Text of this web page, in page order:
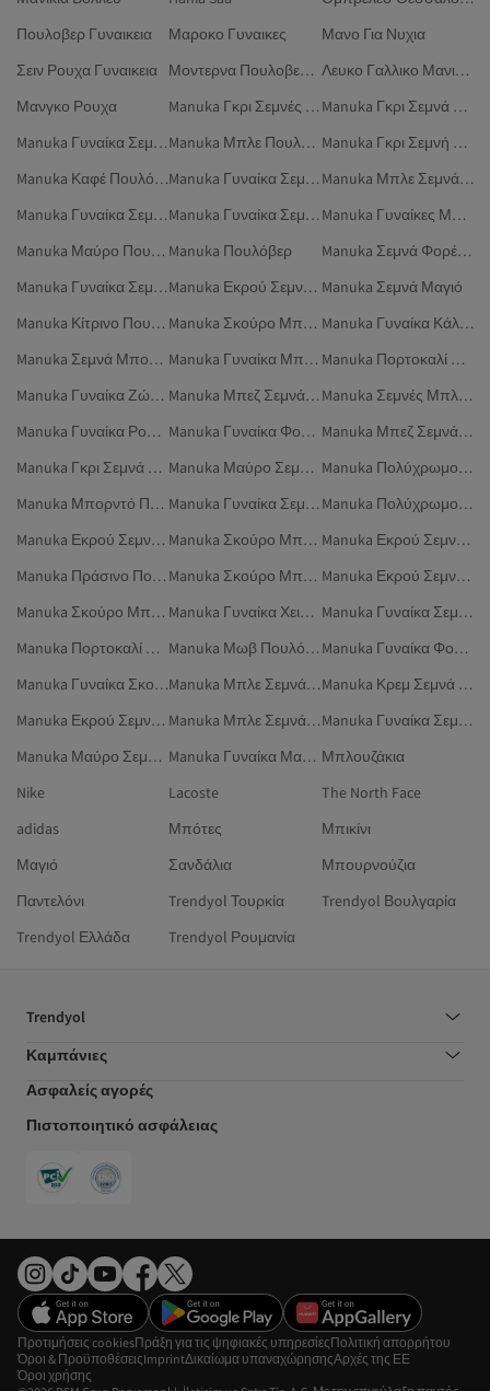
Πουλοβερ Γυναικεια
Μαροκο Γυναικες
Μανο Για Νυχια
Σειν Ρουχα Γυναικεια
Μοντερνα Πουλοβερ Γυναικεια
Λευκο Γαλλικο Μανικιουρ
Μανγκο Ρουχα
Manuka Γκρι Σεμνές Φούστες
Manuka Γκρι Σεμνά Παντελόνια
Manuka Γυναίκα Σεμνές Τουνίκ
Manuka Μπλε Πουλόβερ
Manuka Γκρι Σεμνή Ένδυση
Manuka Καφέ Πουλόβερ
Manuka Γυναίκα Σεμνή Ένδυση
Manuka Μπλε Σεμνά Φορέματα
Manuka Γυναίκα Σεμνά Μαγιό
Manuka Γυναίκα Σεμνά Παντελόνια
Manuka Γυναίκες Μαντίλες
Manuka Μαύρο Πουλόβερ Manuka Πουλόβερ
Manuka Σεμνά Φορέματα
Manuka Γυναίκα Σεμνά Πουκάμισα
Manuka Εκρού Σεμνά Φορέματα Manuka Σεμνά Μαγιό
Manuka Κίτρινο Πουλόβερ
Manuka Σκούρο Μπλε Σεμνά Φορέματα
Manuka Γυναίκα Κάλτσες
Manuka Σεμνά Μπουφάν
Manuka Γυναίκα Μπλουζάκια Πόλο
Manuka Πορτοκαλί Σεμνά Μαγιό
Manuka Γυναίκα Ζώνες
Manuka Μπεζ Σεμνά Φορέματα
Manuka Σεμνές Μπλούζες
Manuka Γυναίκα Ρούχα
Manuka Γυναίκα Φούτερ
Manuka Μπεζ Σεμνά Παντελόνια
Manuka Γκρι Σεμνά Μπουφάν
Manuka Μαύρο Σεμνά Μπλέιζερ
Manuka Πολύχρωμο Σεμνά Βραδινά Φορέματα
Manuka Μπορντό Πουλόβερ
Manuka Γυναίκα Σεμνά Βραδινά Φορέματα
Manuka Πολύχρωμο Σεμνά Μαγιό
Manuka Εκρού Σεμνή Ένδυση
Manuka Σκούρο Μπλε Σεμνά Παντελόνια
Manuka Εκρού Σεμνές Μπλούζες
Manuka Πράσινο Πουλόβερ
Manuka Σκούρο Μπλε Πουλόβερ
Manuka Εκρού Σεμνές Φούστες
Manuka Σκούρο Μπλε Σεμνά Βραδινά Φορέματα
Manuka Γυναίκα Χειμωνιάτικα Μπουφάν
Manuka Γυναίκα Σεμνές Καμπαρντίνες
Manuka Πορτοκαλί Σεμνή Ένδυση
Manuka Μωβ Πουλόβερ
Manuka Γυναίκα Φούστες
Manuka Γυναίκα Σκούφοι
Manuka Μπλε Σεμνά Παντελόνια
Manuka Κρεμ Σεμνά Φορέματα
Manuka Εκρού Σεμνά Παντελόνια
Manuka Μπλε Σεμνά Βραδινά Φορέματα
Manuka Γυναίκα Σεμνά Κιμονό
Manuka Μαύρο Σεμνά Φορέματα
Manuka Γυναίκα Μαγιό Μπλουζάκια
Nike
Lacoste
The North Face
adidas
Μπότες
Μπικίνι
Μαγιό
Σανδάλια
Μπουρνούζια
Παντελόνι
Trendyol Τουρκία
Trendyol Βουλγαρία
Trendyol Ελλάδα
Trendyol Ρουμανία
Trendyol
Καμπάνιες
Ασφαλείς αγορές
Πιστοποιητικό ασφάλειας
Προτιμήσεις cookiesΠράξη για τις ψηφιακές υπηρεσίεςΠολιτική απορρήτου
Όροι & ΠροϋποθέσειςImprintΔικαίωμα υπαναχώρησηςΑρχές της ΕΕ
Όροι χρήσης